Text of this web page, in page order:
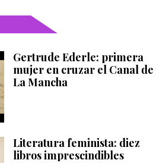
Gertrude Ederle: primera
mujer en cruzar el Canal de
La Mancha
Literatura feminista: diez
libros imprescindibles